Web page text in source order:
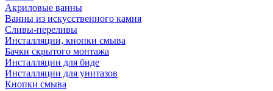
Акриловые ванны
Ванны из искусственного камня
Сливы-переливы
Инсталляции, кнопки смыва
Бачки скрытого монтажа
Инсталляции для биде
Инсталляции для унитазов
Кнопки смыва